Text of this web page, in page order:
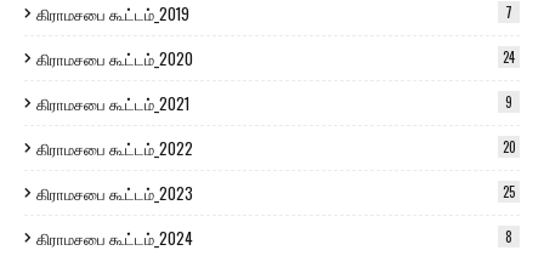
கிராமசபை கூட்டம்_2019 7
கிராமசபை கூட்டம்_2020 24
கிராமசபை கூட்டம்_2021 9
கிராமசபை கூட்டம்_2022 20
கிராமசபை கூட்டம்_2023 25
கிராமசபை கூட்டம்_2024 8